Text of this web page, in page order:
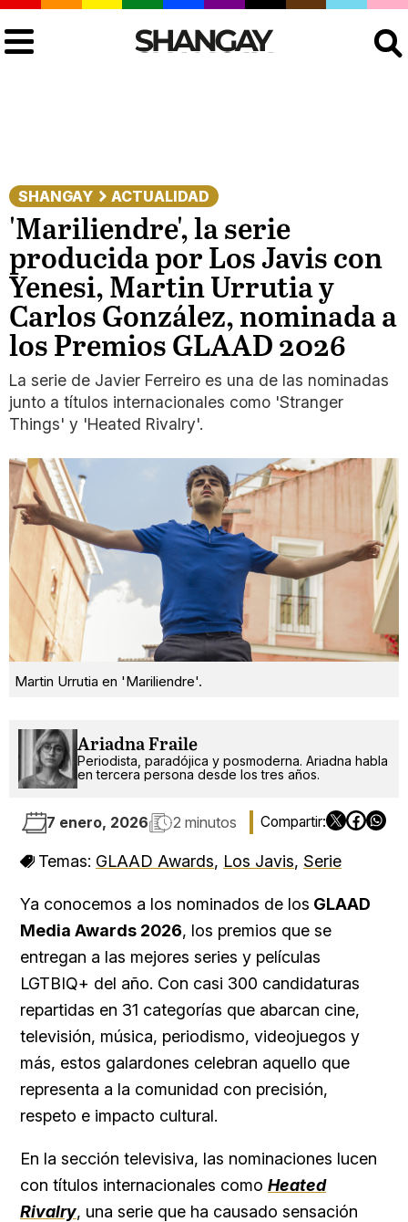
SHANGAY ACTUALIDAD
'Mariliendre', la serie
producida por Los Javis con
Yenesi, Martin Urrutia y
Carlos González, nominada a
los Premios GLAAD 2026
La serie de Javier Ferreiro es una de las nominadas
junto a títulos internacionales como 'Stranger
Things' y 'Heated Rivalry'.
Martin Urrutia en 'Mariliendre'.
Ariadna Fraile
Periodista, paradójica y posmoderna. Ariadna habla
en tercera persona desde los tres años.
7 enero, 2026 2 minutos
Temas: GLAAD Awards, Los Javis, Serie
Ya conocemos a los nominados de los GLAAD
Media Awards 2026, los premios que se
entregan a las mejores series y películas
LGTBIQ+ del año. Con casi 300 candidaturas
repartidas en 31 categorías que abarcan cine,
televisión, música, periodismo, videojuegos y
más, estos galardones celebran aquello que
representa a la comunidad con precisión,
respeto e impacto cultural.
En la sección televisiva, las nominaciones lucen
con títulos internacionales como Heated
Rivalry, una serie que ha causado sensación